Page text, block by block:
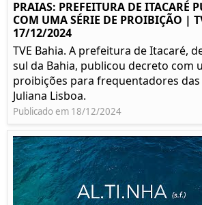
PRAIAS: PREFEITURA DE ITACARÉ
COM UMA SÉRIE DE PROIBIÇÃO |
17/12/2024
TVE Bahia. A prefeitura de Itacaré,
sul da Bahia, publicou decreto com
proibições para frequentadores das
Juliana Lisboa.
Publicado em 18/12/2024